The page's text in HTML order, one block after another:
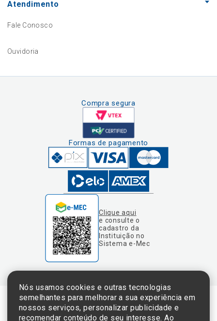
Atendimento
Fale Conosco
Ouvidoria
Compra segura
Formas de pagamento
Clique aqui
e consulte o
cadastro da
Instituição no
Sistema e-Mec
Termos de Uso e Política de Privacidade
Nós usamos cookies e outras tecnologias
semelhantes para melhorar a sua experiência em
nossos serviços, personalizar publicidade e
recomendar conteúdo de seu interesse. Ao